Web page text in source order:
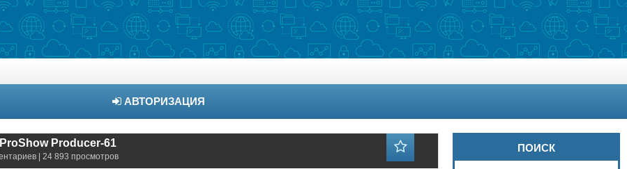
АВТОРИЗАЦИЯ
Producer-61
| 24 893 просмотров
ПОИСК